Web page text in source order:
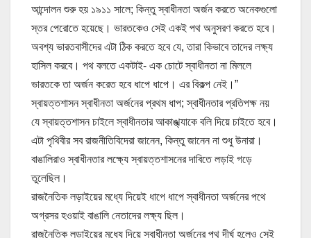
আন্দোলন শুরু হয় ১৯১১ সালে; কিন্তু স্বাধীনতা অর্জন করতে অনেকগুলো
স্তর পেরোতে হয়েছে। ভারতকেও সেই একই পথ অনুসরণ করতে হবে।
অবশ্য ভারতবাসীদের এটা ঠিক করতে হবে যে, তারা কিভাবে তাদের লক্ষ্য
হাসিল করবে। পথ বলতে একটাই- এক চোটে স্বাধীনতা না মিললে
ভারতকে তা অর্জন করেত হবে ধাপে ধাপে। এর বিকল্প নেই।”
স্বায়ত্তশাসন স্বাধীনতা অর্জনের প্রথম ধাপ; স্বাধীনতার প্রতিপক্ষ নয়
যে স্বায়ত্তশাসন চাইলে স্বাধীনতার আকাঙ্খ্যাকে বলি দিয়ে চাইতে হবে।
এটা পৃথিবীর সব রাজনীতিবিদেরা জানেন, কিন্তু জানেন না শুধু উনারা।
বাঙালিরাও স্বাধীনতার লক্ষ্যে স্বায়ত্তশাসনের দাবিতে লড়াই গড়ে
তুলেছিল।
রাজনৈতিক লড়াইয়ের মধ্যে দিয়েই ধাপে ধাপে স্বাধীনতা অর্জনের পথে
অগ্রসর হওয়াই বাঙালি নেতাদের লক্ষ্য ছিল।
রাজনৈতিক লড়াইয়ের মধ্যে দিয়ে স্বাধীনতা অর্জনের পথ দীর্ঘ হলেও সেই